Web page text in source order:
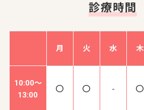
診療時間
月 火 水 木
10:00～
13:00
-